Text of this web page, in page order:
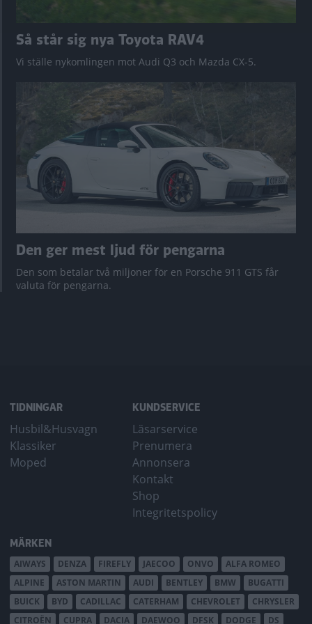
Så står sig nya Toyota RAV4
Vi ställe nykomlingen mot Audi Q3 och Mazda CX-5.
Den ger mest ljud för pengarna
Den som betalar två miljoner för en Porsche 911 GTS får
valuta för pengarna.
TIDNINGAR
Husbil&Husvagn
Klassiker
Moped
KUNDSERVICE
Läsarservice
Prenumera
Annonsera
Kontakt
Shop
Integritetspolicy
MÄRKEN
AIWAYS DENZA FIREFLY JAECOO ONVO
ALFA ROMEO
ALPINE
ASTON MARTIN AUDI BENTLEY BMW
BUGATTI
BUICK
BYD CADILLAC CATERHAM CHEVROLET
CHRYSLER
CITROËN
CUPRA DACIA DAEWOO DFSK DODGE DS